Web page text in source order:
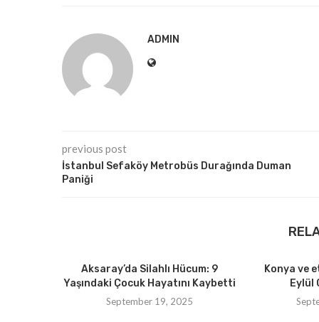
ADMIN
previous post
İstanbul Sefaköy Metrobüs Durağında Duman
Paniği
Aksaray’da Silahlı Hücum: 9
Yaşındaki Çocuk Hayatını Kaybetti
September 19, 2025
Konya ve
Eylül